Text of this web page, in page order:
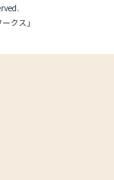
クス」